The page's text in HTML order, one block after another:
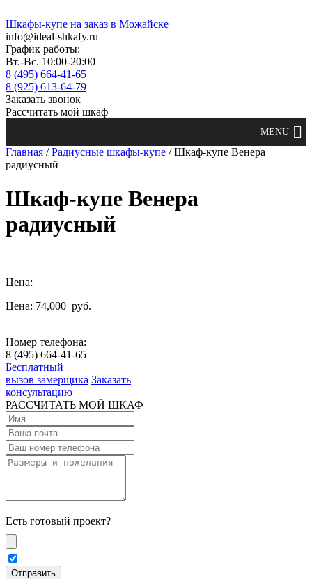
Шкафы-купе на заказ в Можайске
info@ideal-shkafy.ru
График работы:
Вт.-Вс. 10:00-20:00
8 (495) 664-41-65
8 (925) 613-64-79
Заказать звонок
Рассчитать мой шкаф
Главная /Радиусные шкафы-купе / Шкаф-купе Венера
радиусный
Шкаф-купе Венера
радиусный
Цена:
Цена: 74,000 руб.
Номер телефона:
8 (495) 664-41-65
Бесплатный
вызов замерщика Заказать
консультацию
РАССЧИТАТЬ МОЙ ШКАФ
Есть готовый проект?